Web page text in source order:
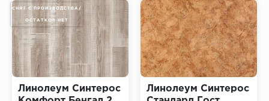
СНЯТ С ПРОИЗВОДСТВА/
ОСТАТКОВ НЕТ
Линолеум Синтерос
Линолеум Синтерос